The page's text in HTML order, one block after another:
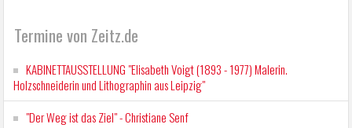
Termine von Zeitz.de
KABINETTAUSSTELLUNG "Elisabeth Voigt (1893 - 1977) Malerin.
Holzschneiderin und Lithographin aus Leipzig"
"Der Weg ist das Ziel" - Christiane Senf